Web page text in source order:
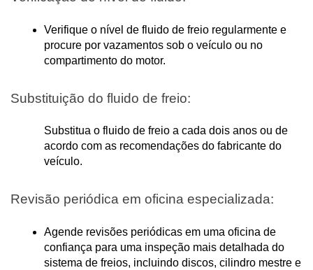
Verifique o nível de fluido de freio regularmente e
procure por vazamentos sob o veículo ou no
compartimento do motor.
Substituição do fluido de freio:
Substitua o fluido de freio a cada dois anos ou de
acordo com as recomendações do fabricante do
veículo.
Revisão periódica em oficina especializada:
Agende revisões periódicas em uma oficina de
confiança para uma inspeção mais detalhada do
sistema de freios, incluindo discos, cilindro mestre e